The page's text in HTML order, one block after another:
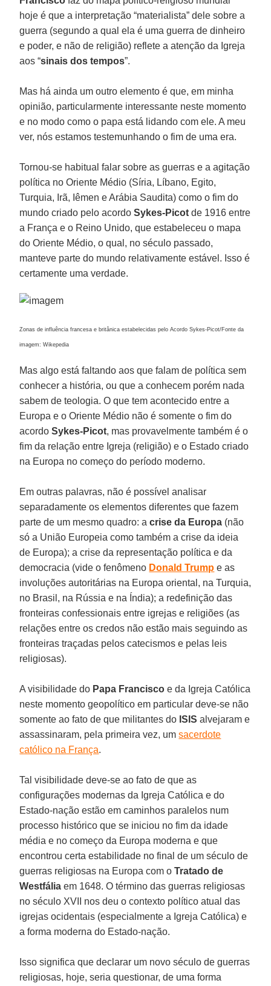
hoje é que a interpretação “materialista” dele sobre a
guerra (segundo a qual ela é uma guerra de dinheiro
e poder, e não de religião) reflete a atenção da Igreja
aos “sinais dos tempos”.
Mas há ainda um outro elemento é que, em minha
opinião, particularmente interessante neste momento
e no modo como o papa está lidando com ele. A meu
ver, nós estamos testemunhando o fim de uma era.
Tornou-se habitual falar sobre as guerras e a agitação
política no Oriente Médio (Síria, Líbano, Egito,
Turquia, Irã, Iêmen e Arábia Saudita) como o fim do
mundo criado pelo acordoSykes-Picot de 1916 entre
a França e o Reino Unido, que estabeleceu o mapa
do Oriente Médio, o qual, no século passado,
manteve parte do mundo relativamente estável. Isso é
certamente uma verdade.
Zonas de influência francesa e britânica estabelecidas pelo Acordo Sykes-Picot/Fonte da
imagem: Wikepedia
Mas algo está faltando aos que falam de política sem
conhecer a história, ou que a conhecem porém nada
sabem de teologia. O que tem acontecido entre a
Europa e o Oriente Médio não é somente o fim do
acordoSykes-Picot, mas provavelmente também é o
fim da relação entre Igreja (religião) e o Estado criado
na Europa no começo do período moderno.
Em outras palavras, não é possível analisar
separadamente os elementos diferentes que fazem
parte de um mesmo quadro: acrise da Europa (não
só a União Europeia como também a crise da ideia
de Europa); a crise da representação política e da
democracia (vide o fenômeno Donald Trump e as
involuções autoritárias na Europa oriental, na Turquia,
no Brasil, na Rússia e na Índia); a redefinição das
fronteiras confessionais entre igrejas e religiões (as
relações entre os credos não estão mais seguindo as
fronteiras traçadas pelos catecismos e pelas leis
religiosas).
A visibilidade do Papa Francisco e da Igreja Católica
neste momento geopolítico em particular deve-se não
somente ao fato de que militantes do ISIS alvejaram e
assassinaram, pela primeira vez, umsacerdote
católico na França.
Tal visibilidade deve-se ao fato de que as
configurações modernas da Igreja Católica e do
Estado-nação estão em caminhos paralelos num
processo histórico que se iniciou no fim da idade
média e no começo da Europa moderna e que
encontrou certa estabilidade no final de um século de
guerras religiosas na Europa com oTratado de
Westfália em 1648. O término das guerras religiosas
no século XVII nos deu o contexto político atual das
igrejas ocidentais (especialmente a Igreja Católica) e
a forma moderna do Estado-nação.
Isso significa que declarar um novo século de guerras
religiosas, hoje, seria questionar, de uma forma